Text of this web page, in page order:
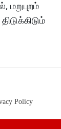
மறுபுறம்
Policy